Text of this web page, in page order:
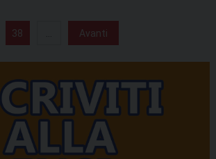
38 Avanti